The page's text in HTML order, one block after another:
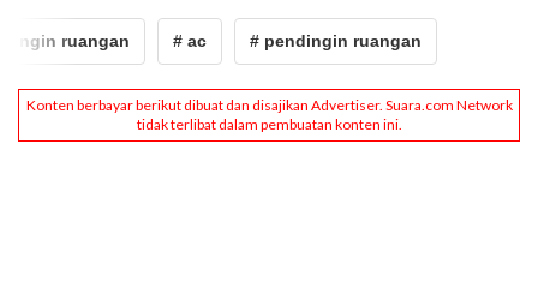
ruangan # ac # pendingin ruangan